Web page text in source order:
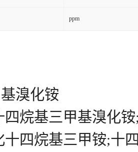
ppm
溴化铵
四烷基三甲基溴化
十四烷基三甲铵;十